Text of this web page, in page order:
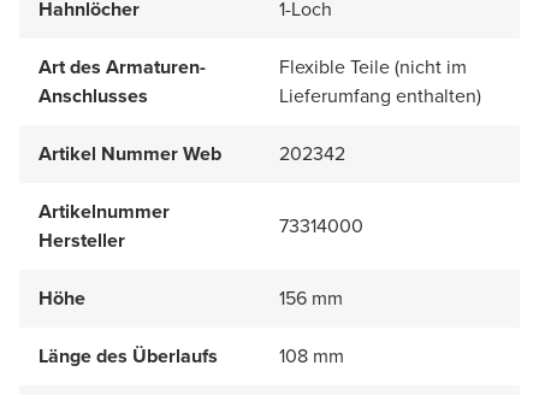
Hahnlöcher
1-Loch
Art des Armaturen-
Anschlusses
Flexible Teile (nicht im
Lieferumfang enthalten)
Artikel Nummer Web 202342
Artikelnummer
Hersteller
73314000
Höhe 156 mm
Länge des Überlaufs 108 mm